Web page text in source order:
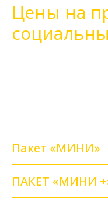
Цены на
Пакет «МИНИ»
ПАКЕТ «МИНИ